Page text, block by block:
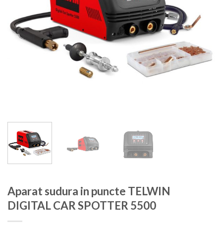
Aparat sudura in puncte TELWIN
DIGITAL CAR SPOTTER 5500